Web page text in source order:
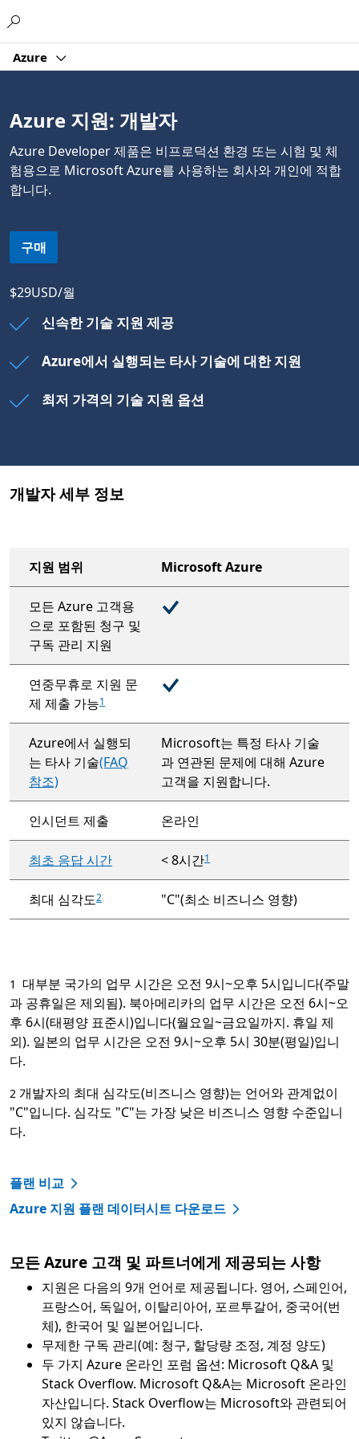
Azure
Azure 지원: 개발자
Azure Developer 제품은 비프로덕션 환경 또는 시험 및 체
험용으로 Microsoft Azure를 사용하는 회사와 개인에 적합
합니다.
구매
$29USD/월
신속한 기술 지원 제공
Azure에서 실행되는 타사 기술에 대한 지원
최저 가격의 기술 지원 옵션
개발자 세부 정보
지원 범위 Microsoft Azure
모든 Azure 고객용
으로 포함된 청구 및
구독 관리 지원
연중무휴로 지원 문
제 제출 가능1
Azure에서 실행되
는 타사 기술(FAQ
참조)
Microsoft는 특정 타사 기술
과 연관된 문제에 대해 Azure
고객을 지원합니다.
인시던트 제출 온라인
최초 응답 시간 < 8시간1
최대 심각도2 "C"(최소 비즈니스 영향)
1 대부분 국가의 업무 시간은 오전 9시~오후 5시입니다(주말
과 공휴일은 제외됨). 북아메리카의 업무 시간은 오전 6시~오
후 6시(태평양 표준시)입니다(월요일~금요일까지. 휴일 제
외). 일본의 업무 시간은 오전 9시~오후 5시 30분(평일)입니
다.
2 개발자의 최대 심각도(비즈니스 영향)는 언어와 관계없이
"C"입니다. 심각도 "C"는 가장 낮은 비즈니스 영향 수준입니
다.
플랜 비교
Azure 지원 플랜 데이터시트 다운로드
모든 Azure 고객 및 파트너에게 제공되는 사항
지원은 다음의 9개 언어로 제공됩니다. 영어, 스페인어,
프랑스어, 독일어, 이탈리아어, 포르투갈어, 중국어(번
체), 한국어 및 일본어입니다.
무제한 구독 관리(예: 청구, 할당량 조정, 계정 양도)
두 가지 Azure 온라인 포럼 옵션: Microsoft Q&A 및
Stack Overflow. Microsoft Q&A는 Microsoft 온라인
자산입니다. Stack Overflow는 Microsoft와 관련되어
있지 않습니다.